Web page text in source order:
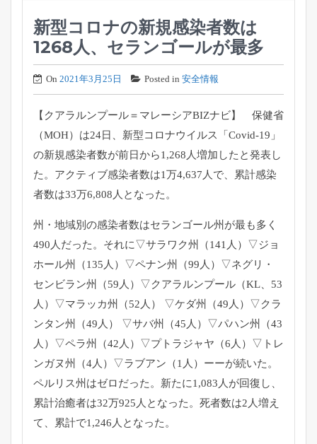
新型コロナの新規感染者数は
1268人、セランゴールが最多
On 2021年3月25日 Posted in 安全情報
【クアラルンプール＝マレーシアBIZナビ】 保健省
（MOH）は24日、新型コロナウイルス「Covid-19」
の新規感染者数が前日から1,268人増加したと発表し
た。アクティブ感染者数は1万4,637人で、累計感染
者数は33万6,808人となった。
州・ 地域別の感染者数はセランゴール州が最も多く
490人だった。 それに▽サラワク州（141人）▽ジョ
ホール州（135人）▽ペナン州（99人）▽ネグリ・
センビラン州（59人）▽クアラルンプール（KL、53
人）▽マラッカ州（52人） ▽ケダ州（49人）▽クラ
ンタン州（49人） ▽サバ州（45人）▽パハン州（43
人）▽ペラ州（42人）▽プトラジャヤ（6人）▽トレ
ンガヌ州（4人）▽ラブアン（1人） ーーが続いた。
ペルリス州はゼロだった。新たに1,083人が回復し、
累計治癒者は32万925人となった。 死者数は2人増え
て、累計で1,246人となった。